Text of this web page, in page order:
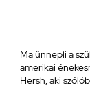
Ma ünnepli a
amerikai
Hersh, aki